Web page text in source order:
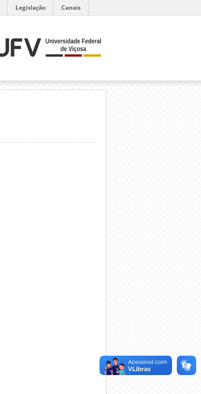
Legislação Canais